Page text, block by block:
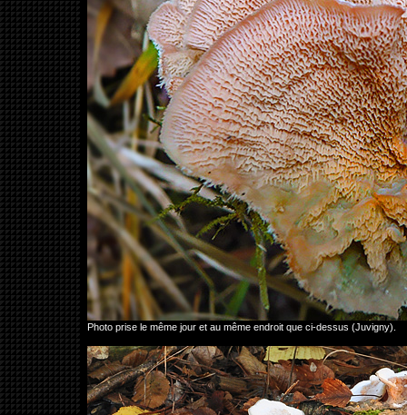
Photo prise le même jour et au même endroit que ci-dessus (Juvigny).